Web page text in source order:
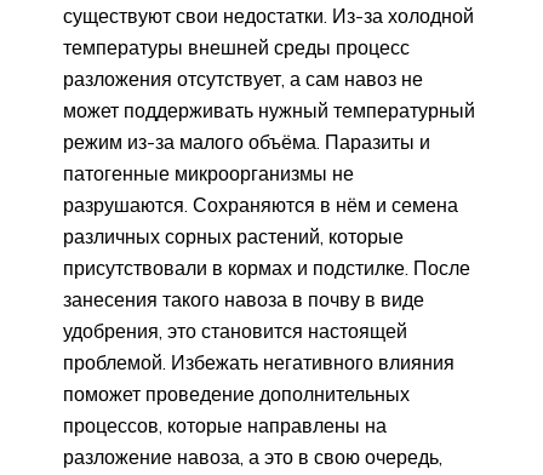
существуют свои недостатки. Из-за холодной
температуры внешней среды процесс
разложения отсутствует, а сам навоз не
может поддерживать нужный температурный
режим из-за малого объёма. Паразиты и
патогенные микроорганизмы не
разрушаются. Сохраняются в нём и семена
различных сорных растений, которые
присутствовали в кормах и подстилке. После
занесения такого навоза в почву в виде
удобрения, это становится настоящей
проблемой. Избежать негативного влияния
поможет проведение дополнительных
процессов, которые направлены на
разложение навоза, а это в свою очередь,